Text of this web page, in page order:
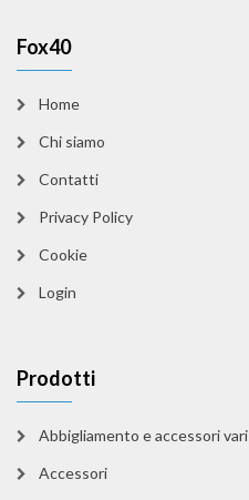
Fox40
Home
Chi siamo
Contatti
Privacy Policy
Cookie
Login
Prodotti
Abbigliamento e accessori vari
Accessori